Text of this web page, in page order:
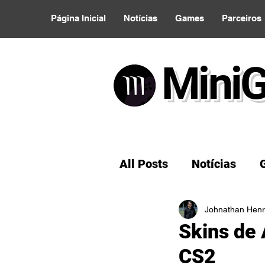
Página Inicial Notícias Games Parceiros
All Posts Notícias
Ideias de Buteco
Skins de
CS2
Johnathan